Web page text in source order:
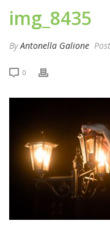
img_8435
ByAntonella Galione
0